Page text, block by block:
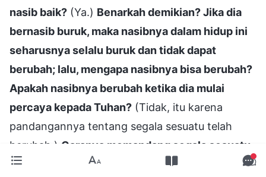
nasib baik? (Ya.) Benarkah demikian? Jika dia
bernasib buruk, maka nasibnya dalam hidup ini
seharusnya selalu buruk dan tidak dapat
berubah; lalu, mengapa nasibnya bisa berubah?
Apakah nasibnya berubah ketika dia mulai
percaya kepada Tuhan? (Tidak, itu karena
pandangannya tentang segala sesuatu telah
berubah.) Caranya memandang segala sesuatu
telah berubah; dengan demikian, apakah fakta